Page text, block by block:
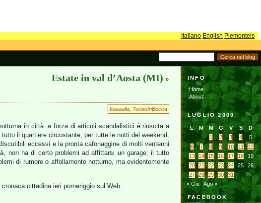
Italiano English Piemonteis
Estate in val d’Aosta (MI) »
Itaaaalia TorinoInBocca
in città: a forza di articoli scandalistici è riuscita a
il quartiere circostante, per tutte le notti del weekend,
eccessi e la pronta cafonaggine di molti ventenni
non ha di certo problemi ad affittarsi un garage; il tutto
di rumore o affollamento notturno, ma evidentemente
cittadina ieri pomeriggio sul Web:
INFO
:Home:
:About:
LUGLIO 2009
L M M G V S
D
1
2 3 4
5
6
7 8 9 10 11
12
13
14 15 16 17 18
19
20
21 22 23 24 25
26
27
28 29 30
31
« Giu
Ago »
FACEBOOK